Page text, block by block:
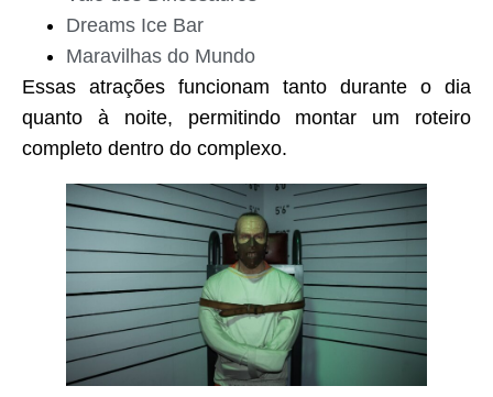
Dreams Ice Bar
Maravilhas do Mundo
Essas atrações funcionam tanto durante o dia
quanto à noite, permitindo montar um roteiro
completo dentro do complexo.